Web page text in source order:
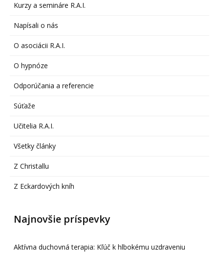
Kurzy a semináre R.A.I.
Napísali o nás
O asociácii R.A.I.
O hypnóze
Odporúčania a referencie
Súťaže
Učitelia R.A.I.
Všetky články
Z Christallu
Z Eckardových kníh
Najnovšie príspevky
Aktívna duchovná terapia: Kľúč k hlbokému uzdraveniu